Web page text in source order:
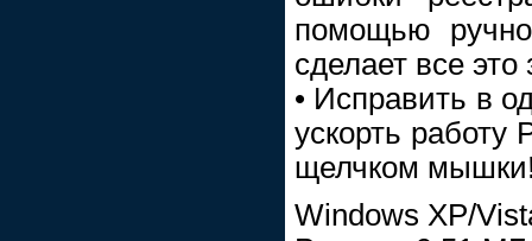
помощью
сделает все
• Исправить в
ускорть работу
щелчком
Windows XP/